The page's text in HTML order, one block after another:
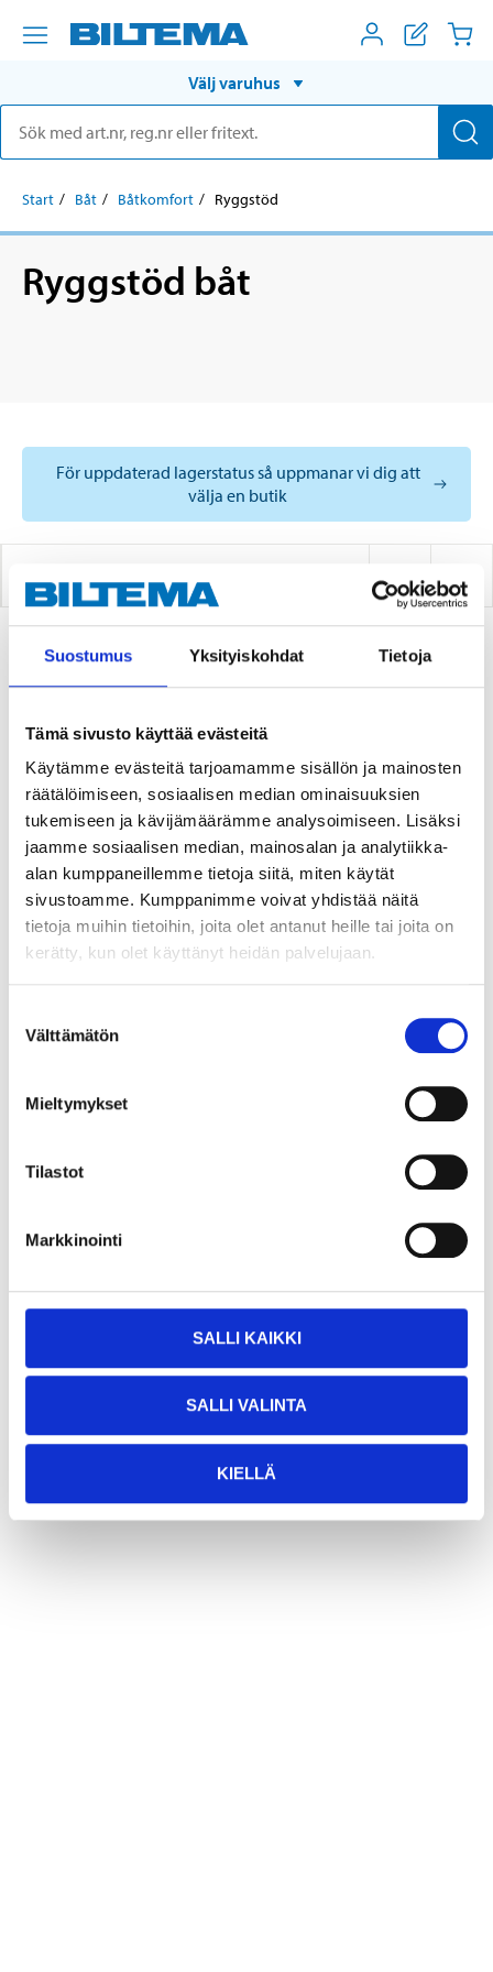
Suostumus Yksityiskohdat Tietoja
Tämä sivusto käyttää evästeitä
Käytämme evästeitä tarjoamamme sisällön ja mainosten
räätälöimiseen, sosiaalisen median ominaisuuksien
tukemiseen ja kävijämäärämme analysoimiseen. Lisäksi
jaamme sosiaalisen median, mainosalan ja analytiikka-
alan kumppaneillemme tietoja siitä, miten käytät
sivustoamme. Kumppanimme voivat yhdistää näitä
tietoja muihin tietoihin, joita olet antanut heille tai joita on
kerätty, kun olet käyttänyt heidän palvelujaan.
valinta
Välttämätön
Mieltymykset
Tilastot
Markkinointi
SALLI KAIKKI
SALLI VALINTA
KIELLÄ
Välj varuhus
Start Båt Båtkomfort Ryggstöd
Ryggstöd båt
För uppdaterad lagerstatus så uppmanar vi dig att
välja en butik
PRODUKTER
1690
Finns i lager i